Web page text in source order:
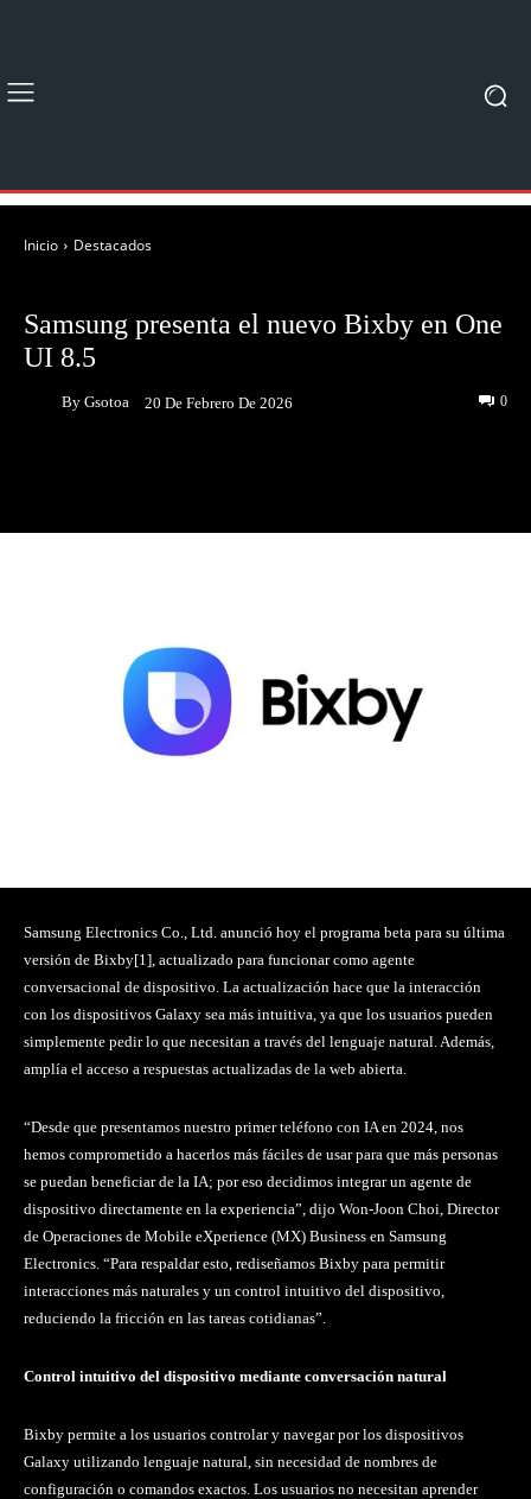
Inicio Destacados
Samsung presenta el nuevo Bixby en One
UI 8.5
By Gsotoa 20 De Febrero De 2026 0
Samsung Electronics Co., Ltd. anunció hoy el programa beta para su última
versión de Bixby[1], actualizado para funcionar como agente
conversacional de dispositivo. La actualización hace que la interacción
con los dispositivos Galaxy sea más intuitiva, ya que los usuarios pueden
simplemente pedir lo que necesitan a través del lenguaje natural. Además,
amplía el acceso a respuestas actualizadas de la web abierta.
“Desde que presentamos nuestro primer teléfono con IA en 2024, nos
hemos comprometido a hacerlos más fáciles de usar para que más personas
se puedan beneficiar de la IA; por eso decidimos integrar un agente de
dispositivo directamente en la experiencia”, dijo Won-Joon Choi, Director
de Operaciones de Mobile eXperience (MX) Business en Samsung
Electronics. “Para respaldar esto, rediseñamos Bixby para permitir
interacciones más naturales y un control intuitivo del dispositivo,
reduciendo la fricción en las tareas cotidianas”.
Control intuitivo del dispositivo mediante conversación natural
Bixby permite a los usuarios controlar y navegar por los dispositivos
Galaxy utilizando lenguaje natural, sin necesidad de nombres de
configuración o comandos exactos. Los usuarios no necesitan aprender